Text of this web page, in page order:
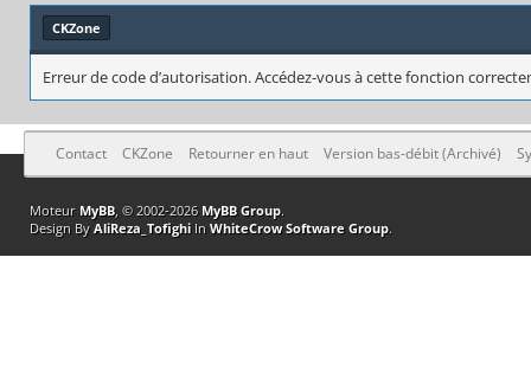
CKZone
Erreur de code d’autorisation. Accédez-vous à cette fonction
Contact CKZone Retourner en haut Version bas-débit (Archivé)
Moteur MyBB, © 2002-2026 MyBB Group.
Design By AliReza_TofighiIn WhiteCrow Software Group.